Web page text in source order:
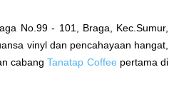
No.99 - 101, Braga, Kec.Sumur,
vinyl dan pencahayaan hangat,
cabangTanatap Coffee pertama di